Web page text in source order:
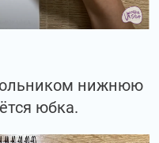
нижнюю
юбка.